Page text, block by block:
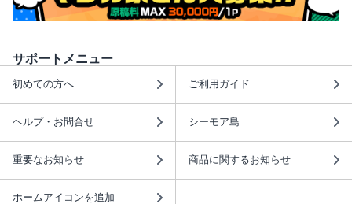
サポートメニュー
初めての方へ ご利用ガイド
ヘルプ・お問合せ シーモア島
重要なお知らせ 商品に関するお知らせ
ホームアイコンを追加